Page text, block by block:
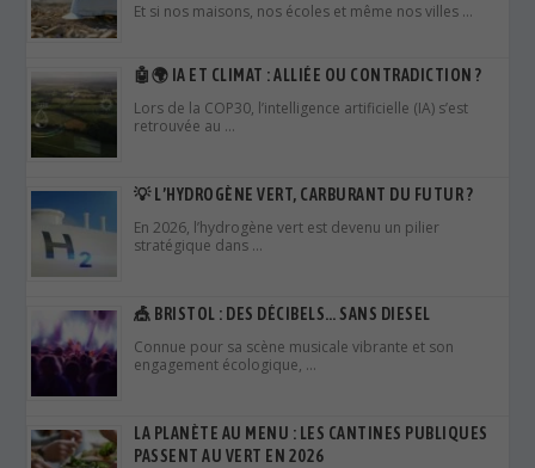
Et si nos maisons, nos écoles et même nos villes …
🤖🌍 IA ET CLIMAT : ALLIÉE OU CONTRADICTION ?
Lors de la COP30, l’intelligence artificielle (IA) s’est
retrouvée au …
💡 L’HYDROGÈNE VERT, CARBURANT DU FUTUR ?
En 2026, l’hydrogène vert est devenu un pilier
stratégique dans …
🎪 BRISTOL : DES DÉCIBELS… SANS DIESEL
Connue pour sa scène musicale vibrante et son
engagement écologique, …
LA PLANÈTE AU MENU : LES CANTINES PUBLIQUES
PASSENT AU VERT EN 2026